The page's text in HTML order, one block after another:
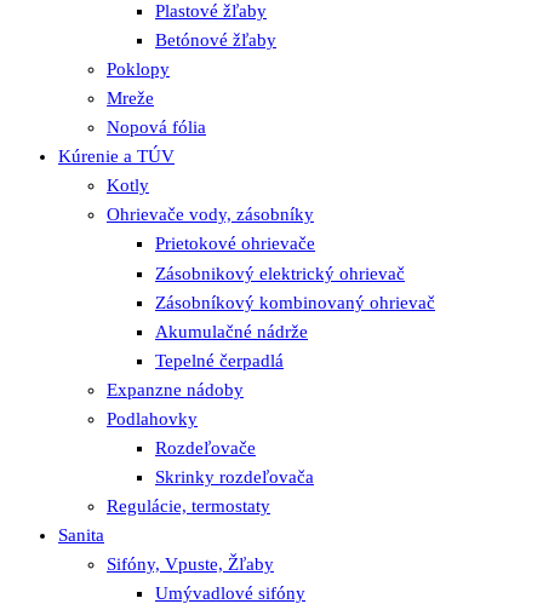
Plastové žľaby
Betónové žľaby
Poklopy
Mreže
Nopová fólia
Kúrenie a TÚV
Kotly
Ohrievače vody, zásobníky
Prietokové ohrievače
Zásobnikový elektrický ohrievač
Zásobníkový kombinovaný ohrievač
Akumulačné nádrže
Tepelné čerpadlá
Expanzne nádoby
Podlahovky
Rozdeľovače
Skrinky rozdeľovača
Regulácie, termostaty
Sanita
Sifóny, Vpuste, Žľaby
Umývadlové sifóny